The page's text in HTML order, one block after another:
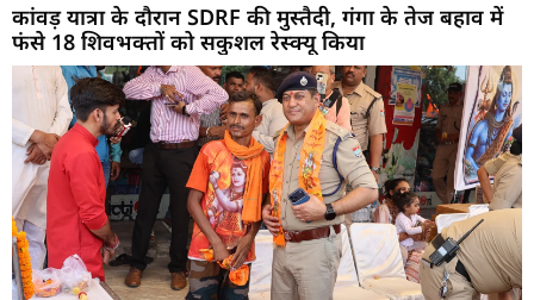
कांवड़ यात्रा के दौरान SDRF की मुस्तैदी, गंगा के तेज बहाव में
फंसे 18 शिवभक्तों को सकुशल रेस्क्यू किया